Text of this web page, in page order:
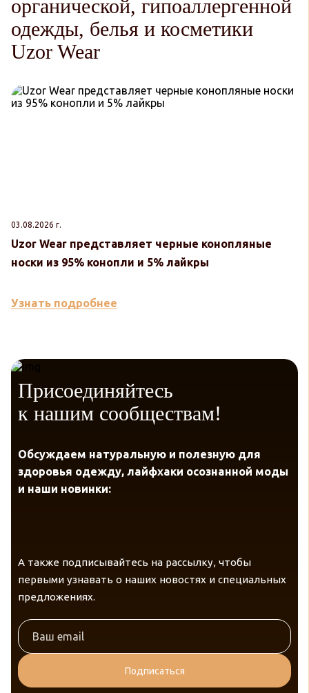
органической, гипоаллергенной
одежды, белья и косметики
Uzor Wear
03.08.2026 г.
Uzor Wear представляет черные конопляные
носки из 95% конопли и 5% лайкры
Узнать подробнее
Присоединяйтесь
к нашим сообществам!
Обсуждаем натуральную и полезную для
здоровья одежду, лайфхаки осознанной моды
и наши новинки:
А также подписывайтесь на рассылку, чтобы
первыми узнавать о наших новостях и специальных
предложениях.
Подписаться